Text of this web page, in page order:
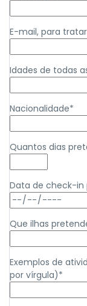
E-mail, para
Idades de todas
Nacionalidade*
Quantos dias
Data de check-in
Que ilhas
Exemplos de
por vírgula)*